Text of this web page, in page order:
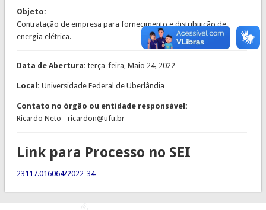
Objeto:
Contratação de empresa para fornecimento e distribuição de
energia elétrica.
Data de Abertura: terça-feira, Maio 24, 2022
Local: Universidade Federal de Uberlândia
Contato no órgão ou entidade responsável:
Ricardo Neto - ricardon@ufu.br
Link para Processo no SEI
23117.016064/2022-34